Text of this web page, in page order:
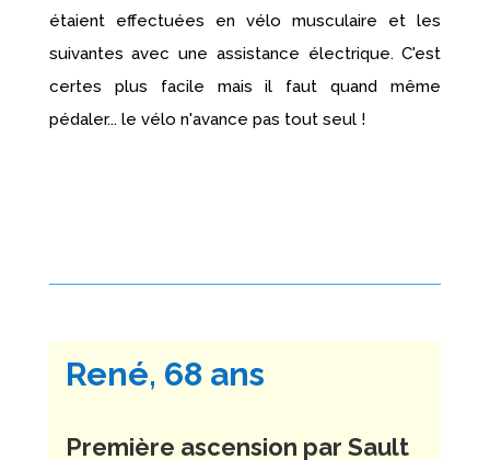
étaient effectuées en vélo musculaire et les
suivantes avec une assistance électrique. C'est
certes plus facile mais il faut quand même
pédaler... le vélo n'avance pas tout seul !
René, 68 ans
Première ascension par Sault